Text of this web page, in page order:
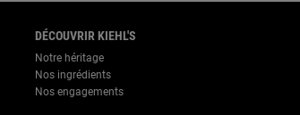
DÉCOUVRIR KIEHL'S
Notre héritage
Nos ingrédients
Nos engagements